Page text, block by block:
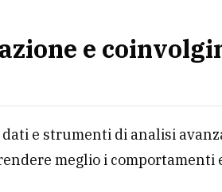
e
e strumenti di analisi
meglio i comportamenti